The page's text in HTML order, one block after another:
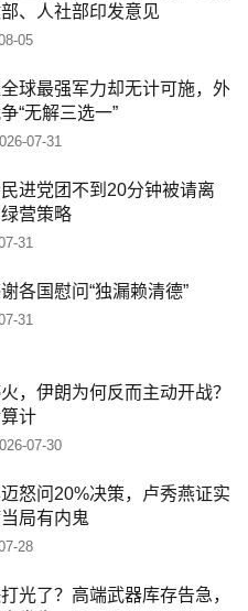
、人社部印发意见
05
球最强军力却无计可施，外
“无解三选一”
07-31
进党团不到20分钟被请离
营策略
31
各国慰问“独漏赖清德”
31
，伊朗为何反而主动开战？
计
07-30
怒问20%决策，卢秀燕证实
局有内鬼
28
光了？高端武器库存告急，